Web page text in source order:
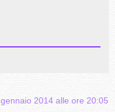
2014 alle ore 20:05